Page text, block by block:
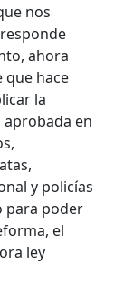
nos
ahora
hace
la
en
y policías
para poder
el
ley